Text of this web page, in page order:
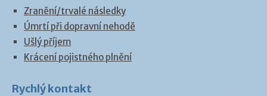
Zranění/trvalé následky
Úmrtí při dopravní nehodě
Ušlý příjem
Krácení pojistného plnění
Rychlý kontakt